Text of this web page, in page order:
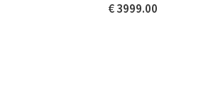
€ 3999.00